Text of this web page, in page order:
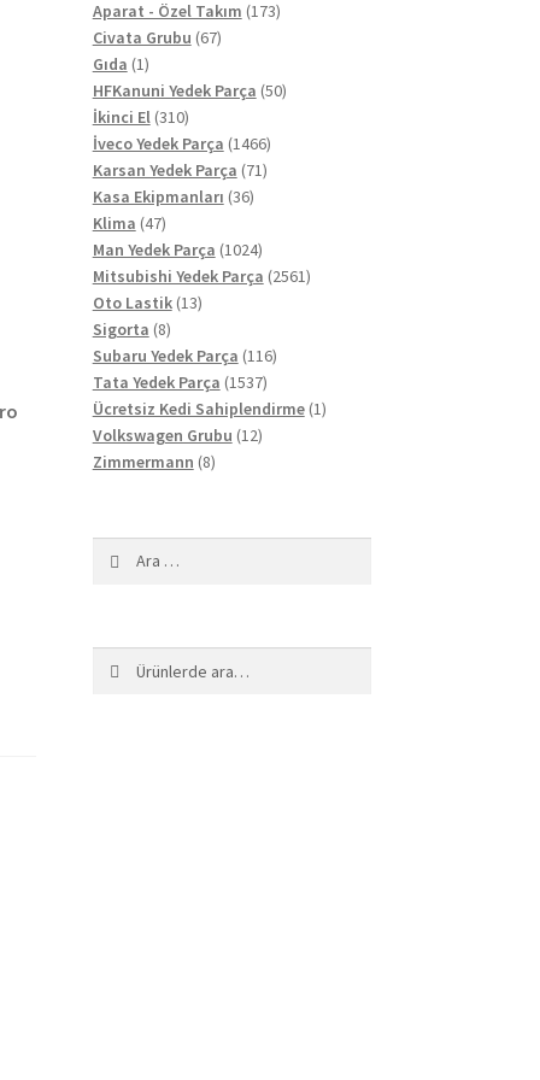
ürün
Aparat - Özel Takım 173173
Civata Grubu 6767
Gıda 11
ürün
HFKanuni Yedek Parça 5050
İkinci El 310310
ürün
İveco Yedek Parça 14661466
ürün
Karsan Yedek Parça 7171
Kasa Ekipmanları 3636
Klima 4747
ürün
Man Yedek Parça 10241024
ürün
Mitsubishi Yedek Parça 25612561
Oto Lastik 1313
Sigorta 88
ürün
Subaru Yedek Parça 116116
Tata Yedek Parça 15371537
ürün
Ücretsiz Kedi Sahiplendirme 11
Volkswagen Grubu 1212
Zimmermann 88